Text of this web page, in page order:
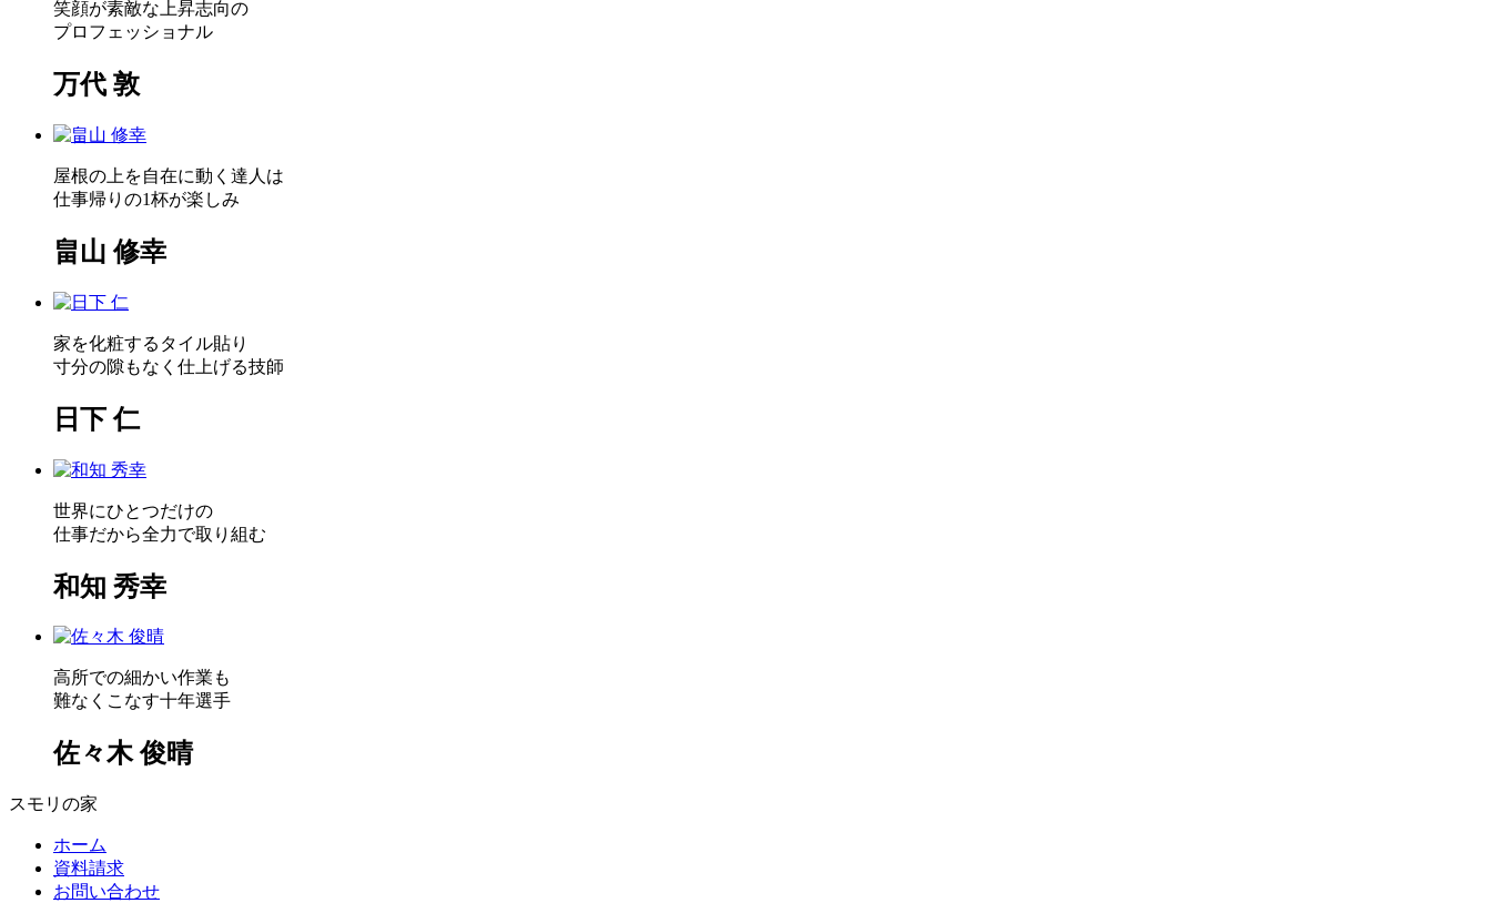
笑顔が素敵な上昇志向の
プロフェッショナル
万代 敦
屋根の上を自在に動く達人は
仕事帰りの1杯が楽しみ
畠山 修幸
家を化粧するタイル貼り
寸分の隙もなく仕上げる技師
日下 仁
世界にひとつだけの
仕事だから全力で取り組む
和知 秀幸
高所での細かい作業も
難なくこなす十年選手
佐々木 俊晴
スモリの家
ホーム
資料請求
お問い合わせ